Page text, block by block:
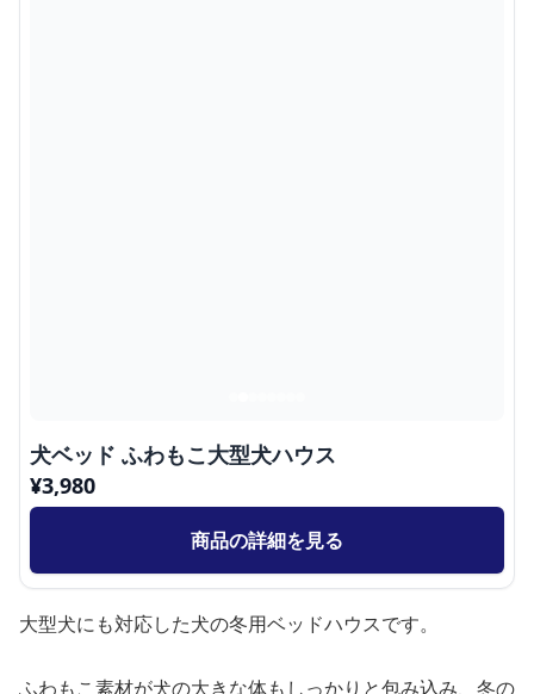
犬ベッド ふわもこ大型犬ハウス
¥3,980
商品の詳細を見る
大型犬にも対応した犬の冬用ベッドハウスです。
ふわもこ素材が犬の大きな体もしっかりと包み込み、冬の